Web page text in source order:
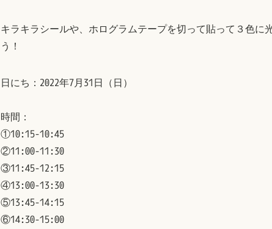
キラキラシールや、ホログラムテープを切って貼って３色
う！
日にち：2022年7月31日（日）
時間：
①10:15-10:45
②11:00-11:30
③11:45-12:15
④13:00-13:30
⑤13:45-14:15
⑥14:30-15:00